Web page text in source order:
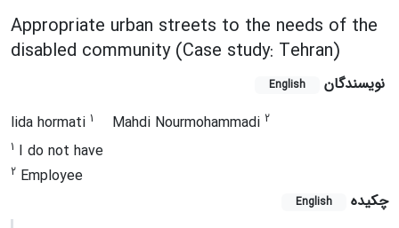
Appropriate urban streets to the needs of the
disabled community (Case study: Tehran)
نویسندگان English
lida hormati 1 Mahdi Nourmohammadi 2
1 I do not have
2 Employee
چکیده
English